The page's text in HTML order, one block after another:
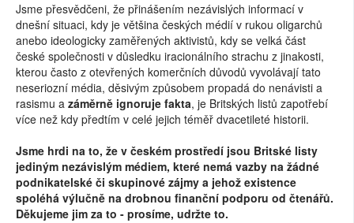
Jsme přesvědčeni, že přinášením nezávislých informací v
dnešní situaci, kdy je většina českých médií v rukou oligarchů
anebo ideologicky zaměřených aktivistů, kdy se velká část
české společnosti v důsledku iracionálního strachu z jinakosti,
kterou často z otevřených komerčních důvodů vyvolávají tato
neseriozní média, děsivým způsobem propadá do nenávisti a
rasismu a záměrně ignoruje fakta, je Britských listů zapotřebí
více než kdy předtím v celé jejich téměř dvacetileté historii.
Jsme hrdi na to, že v českém prostředí jsou Britské listy
jediným nezávislým médiem, které nemá vazby na žádné
podnikatelské či skupinové zájmy a jehož existence
spoléhá výlučně na drobnou finanční podporu od čtenářů.
Děkujeme jim za to - prosíme, udržte to.